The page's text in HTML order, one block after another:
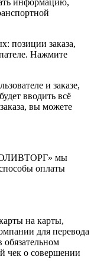
позиции заказа,
Нажмите
и заказе,
вводить всё
вы можете
мы
оплаты
на карты,
для перевода
обязательном
чек о совершении